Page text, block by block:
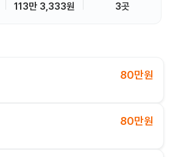
113만 3,333원 3곳
80만원
80만원